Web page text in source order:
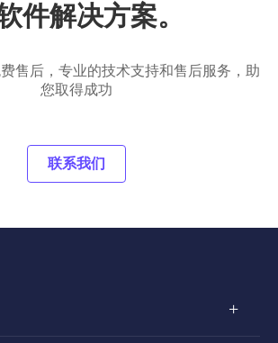
件解决方案。
售后，专业的技术支持和售后服务，助
您取得成功
联系我们
+